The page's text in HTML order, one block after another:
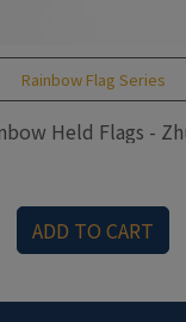
Rainbow Flag Series
Held Flags -
ADD TO CART